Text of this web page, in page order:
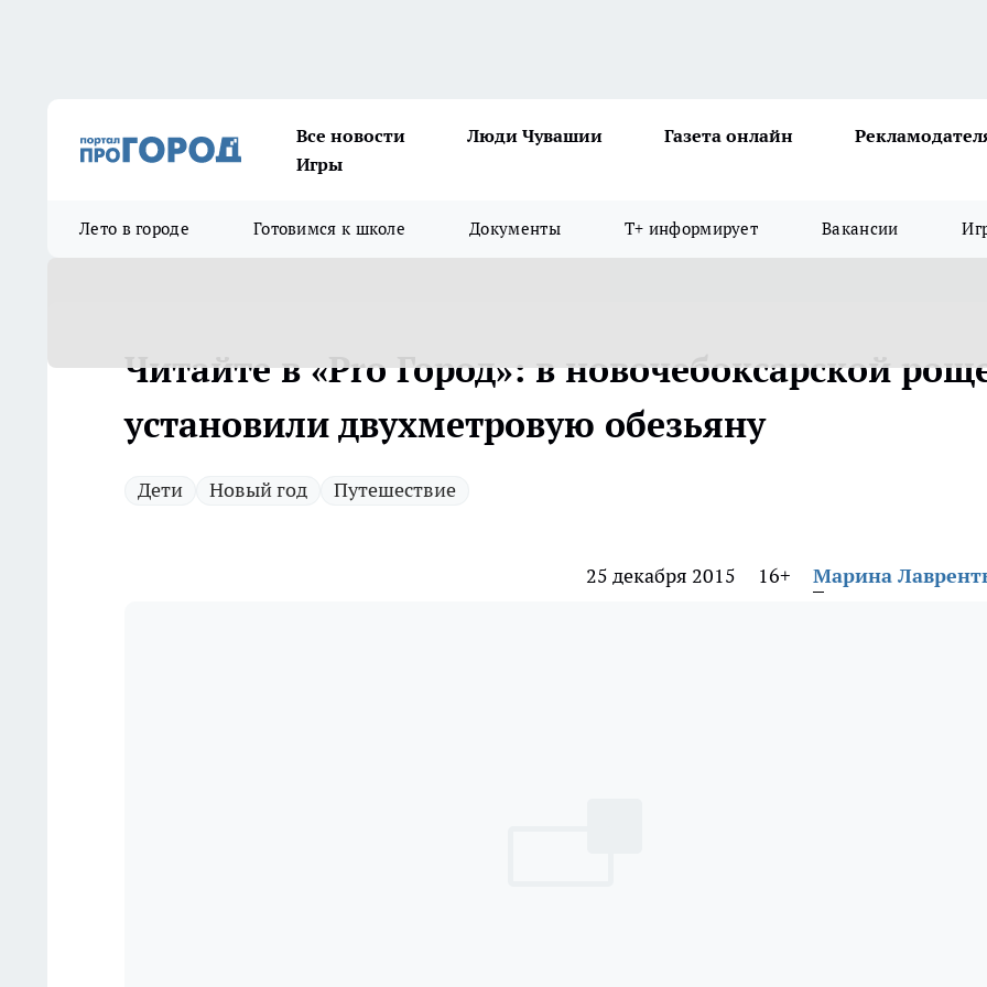
Все новости Люди Чувашии Газета онлайн
Игры
Лето в городе Готовимся к школе Документы Т+ информирует Вакансии
Читайте в «Pro Город»: в новочебоксарской
установили двухметровую обезьяну
Дети Новый год Путешествие
25 декабря 2015 16+ Марина